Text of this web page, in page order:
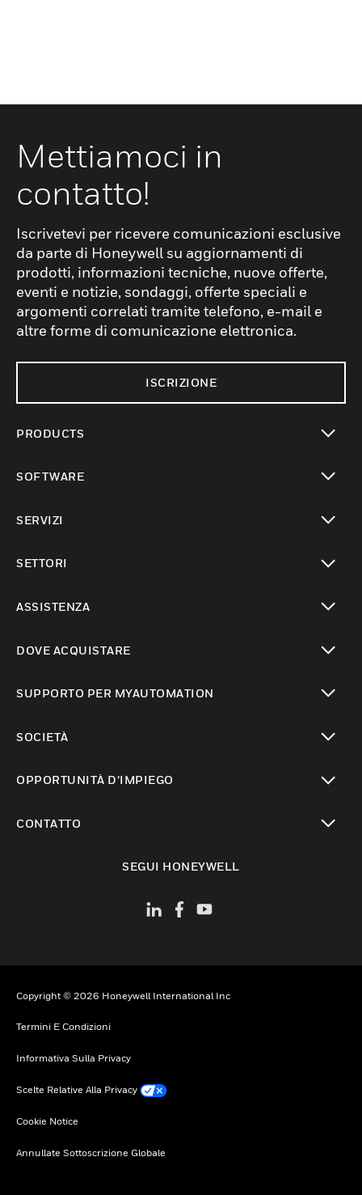
Mettiamoci in
contatto!
Iscrivetevi per ricevere comunicazioni esclusive
da parte di Honeywell su aggiornamenti di
prodotti, informazioni tecniche, nuove offerte,
eventi e notizie, sondaggi, offerte speciali e
argomenti correlati tramite telefono, e-mail e
altre forme di comunicazione elettronica.
ISCRIZIONE
PRODUCTS
SOFTWARE
SERVIZI
SETTORI
ASSISTENZA
DOVE ACQUISTARE
SUPPORTO PER MYAUTOMATION
SOCIETÀ
OPPORTUNITÀ D’IMPIEGO
CONTATTO
SEGUI HONEYWELL
Copyright © 2026 Honeywell International Inc
Termini E Condizioni
Informativa Sulla Privacy
Scelte Relative Alla Privacy
Cookie Notice
Annullate Sottoscrizione Globale